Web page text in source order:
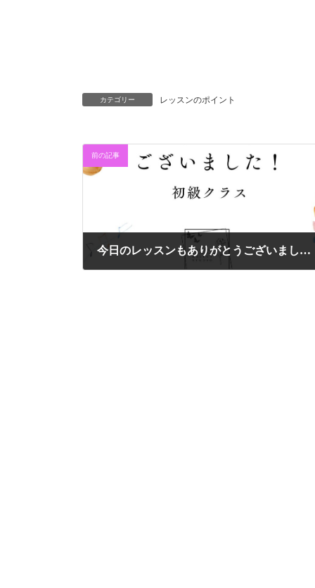
カテゴリー レッスンのポイント
前の記事
今日のレッスンもありがとうございました